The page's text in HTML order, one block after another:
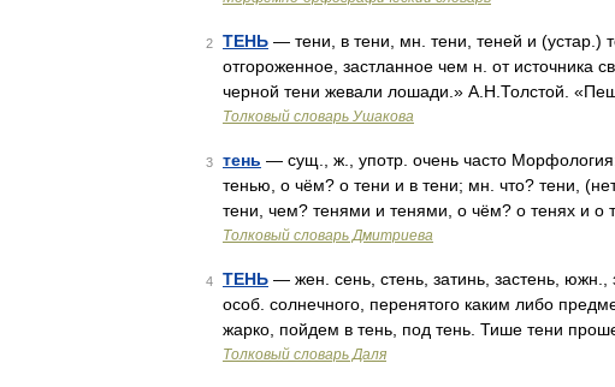
2 ТЕНЬ — тени, в тени, мн. тени, теней и (устар.)
отгороженное, застланное чем н. от источника
черной тени жевали лошади.» А.Н.Толстой.
Толковый словарь Ушакова
3 тень — сущ., ж., употр. очень часто
тенью, о чём? о тени и в тени; мн. что? тени,
тени, чем? тенями и тенями, о чём? о тенях и о
Толковый словарь Дмитриева
4 ТЕНЬ — жен. сень, стень, затинь, застень, южн.,
особ. солнечного, перенятого каким либо
жарко, пойдем в тень, под тень. Тише тени
Толковый словарь Даля